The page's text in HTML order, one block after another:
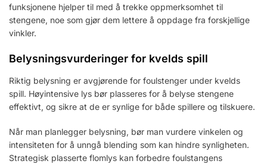
funksjonene hjelper til med å trekke oppmerksomhet til
stengene, noe som gjør dem lettere å oppdage fra forskjellige
vinkler.
Belysningsvurderinger for kvelds spill
Riktig belysning er avgjørende for foulstenger under kvelds
spill. Høyintensive lys bør plasseres for å belyse stengene
effektivt, og sikre at de er synlige for både spillere og tilskuere.
Når man planlegger belysning, bør man vurdere vinkelen og
intensiteten for å unngå blending som kan hindre synligheten.
Strategisk plasserte flomlys kan forbedre foulstangens